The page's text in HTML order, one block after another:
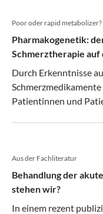
Poor oder rapid metabolizer?
Pharmakogenetik:
Schmerztherapie auf
Durch Erkenntnisse
Patientinnen und
Aus der Fachliteratur
Behandlung der
stehen wir?
In einem rezent